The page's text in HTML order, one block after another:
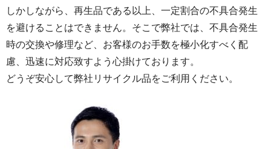
しかしながら、再生品である以上、一定割合の不具合発生
を避けることはできません。そこで弊社では、不具合発生
時の交換や修理など、お客様のお手数を極小化すべく配
慮、迅速に対応致すよう心掛けております。
どうぞ安心して弊社リサイクル品をご利用ください。